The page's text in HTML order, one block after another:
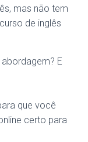
mas não tem
de inglês
E
que você
certo para